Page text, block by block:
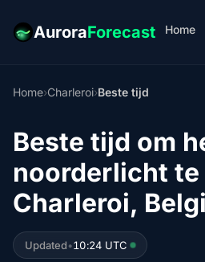
AuroraForecast Home
Home›Charleroi›Beste tijd
Beste tijd om
noorderlicht te
Charleroi,
Updated•10:24 UTC